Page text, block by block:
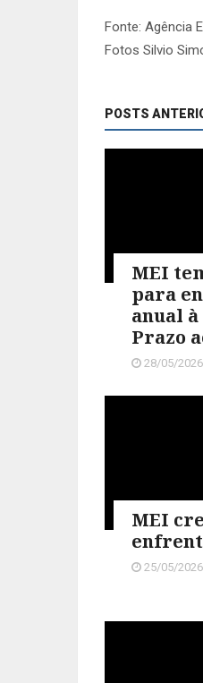
Fonte: Agência
Fotos Silvio
POSTS
MEI
para
anual
Prazo
28/05/
MEI
25/05/